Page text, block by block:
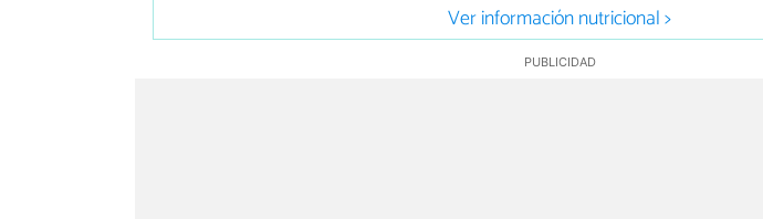
Ver información nutricional >